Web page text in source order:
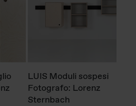
LUIS Moduli sospesi
Fotografo: Lorenz
Sternbach